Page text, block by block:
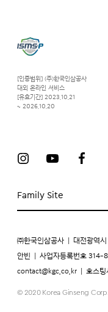
Family Site
[인증범위] (주)한국인삼공사
대외 온라인 서비스
[유효기간] 2023.10.21
~ 2026.10.20
㈜한국인삼공사 대전광역
안빈 사업자등록번호 314-
contact@kgc.co.kr 호스
© 2020 Korea Ginseng Corp.